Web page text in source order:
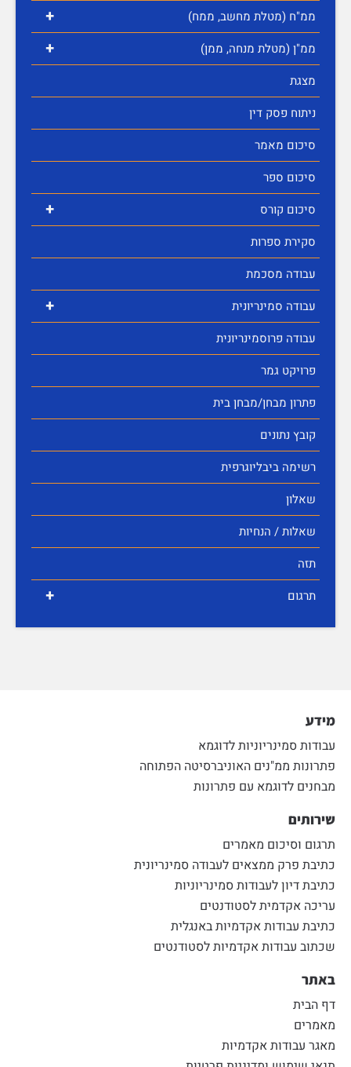
+ ממ"ח (מטלת מחשב, ממח)
+
ממ"ן (מטלת מנחה, ממן)
מצגת
ניתוח פסק דין
סיכום מאמר
סיכום ספר
+
סיכום קורס
סקירת ספרות
עבודה מסכמת
+
עבודה סמינריונית
עבודה פרוסמינריונית
פרויקט גמר
פתרון מבחן/מבחן בית
קובץ נתונים
רשימה ביבליוגרפית
שאלון
שאלות / הנחיות
תזה
+ תרגום
מידע
עבודות סמינריוניות לדוגמא
פתרונות ממ"נים האוניברסיטה הפתוחה
מבחנים לדוגמא עם פתרונות
שירותים
תרגום וסיכום מאמרים
כתיבת פרק ממצאים לעבודה סמינריונית
כתיבת דיון לעבודות סמינריוניות
עריכה אקדמית לסטודנטים
כתיבת עבודות אקדמיות באנגלית
שכתוב עבודות אקדמיות לסטודנטים
באתר
דף הבית
מאמרים
מאגר עבודות אקדמיות